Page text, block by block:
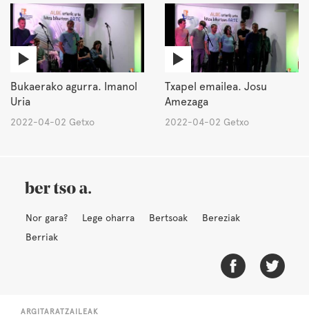
Bukaerako agurra. Imanol
Uria
2022-04-02 Getxo
Txapel emailea. Josu
Amezaga
2022-04-02 Getxo
Nor gara? Lege oharra Bertsoak
Bereziak
Berriak
ARGITARATZAILEAK